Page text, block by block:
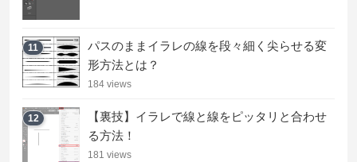
11
パスのままイラレの線を段々細く尖らせる変
形方法とは？
184 views
12
【裏技】イラレで線と線をピッタリと合わせ
る方法！
181 views